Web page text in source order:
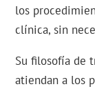
los
clínica, sin
Su filosofía de
atiendan a los